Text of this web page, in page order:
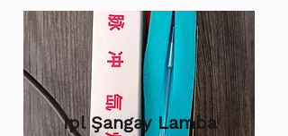
Ipl Şangay Lamba